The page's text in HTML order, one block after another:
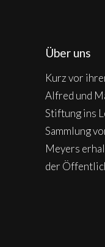
Über uns
Kurz vor
Alfred und
Stiftung ins
Sammlung
Meyers
der